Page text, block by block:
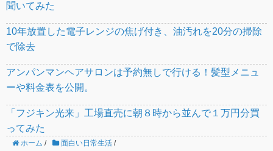
聞いてみた
10年放置した電子レンジの焦げ付き、油汚れを20分の掃除
で除去
アンパンマンヘアサロンは予約無しで行ける！髪型メニュ
ーや料金表を公開。
「フジキン光来」工場直売に朝８時から並んで１万円分買
ってみた
ホーム / 面白い日常生活 /